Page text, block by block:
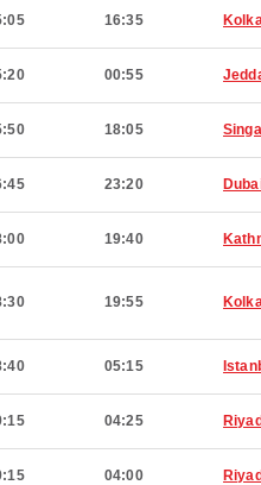
16:35
00:55
18:05
23:20
19:40
19:55
05:15
04:25
04:00